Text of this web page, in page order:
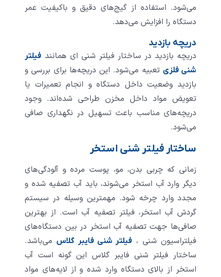
می‌شود. استفاده از گیج‌های دقیق و باکیفیت عمر
دستگاه را افزایش می‌دهد.
دریچه‌ بازدید
دریچه بازدید در ساختار فیلتر شنی ‌ای همانند فیلتر
شنی فلزی تعبیه می‌شود. این دریچه‌ها برای بررسی و
بازدید وضعیت داخل دستگاه و انجام تعمیرات یا
تعویض مواد داخل مخزن طراحی شده‌اند. وجود
دریچه‌های مناسب باعث تسهیل در نگهداری صافی
می‌شود.
ساختار فیلتر شنی استخر
زمانی که چربی بدن، مو، پوست مرده و آلودگی‌های
دیگر وارد آب استخر می‌شوند، باید آب تصفیه شده و
مجدد وارد چرخه شود. مهمترین وسیله در سیستم
گردش آب استخر، فیلتر تصفیه آب است. از بهترین
صافی‌ها جهت تصفیه آب استخر در بین دستگاه‌های
فیلتراسیون شنی ، فیلتر شنی فایبر گلاس می‌باشد.
ساختار فیلتر شنی فایبر گلاس این گونه است آب
استخر از بالای دستگاه وارد شده و از لایه‌های مواد